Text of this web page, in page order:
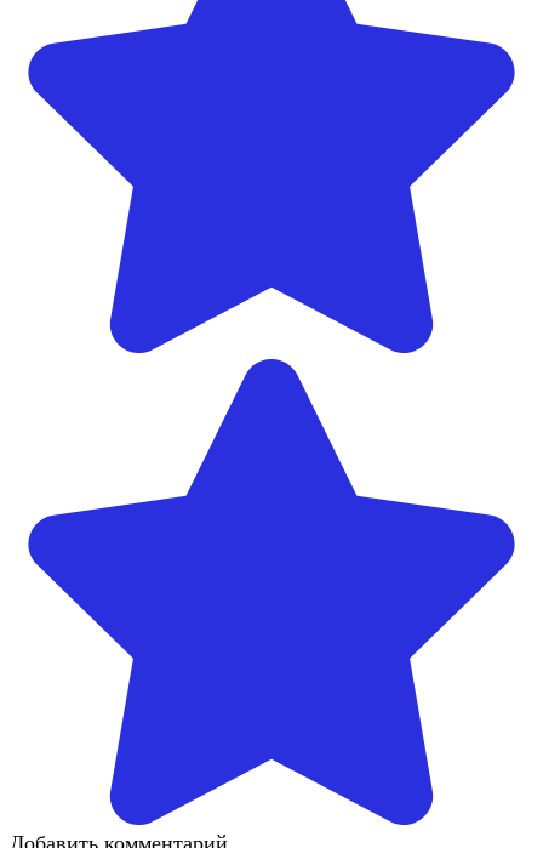
Добавить комментарий